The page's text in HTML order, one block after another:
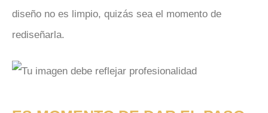
diseño no es limpio, quizás sea el momento de
rediseñarla.